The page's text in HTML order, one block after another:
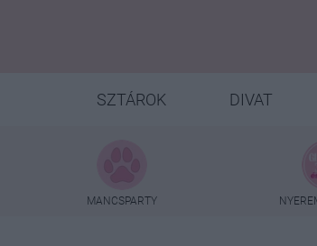
SZTÁROK DIVAT
MANCSPARTY